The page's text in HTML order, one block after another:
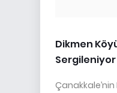
Dikmen
Sergileniyor